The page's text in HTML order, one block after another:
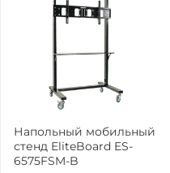
Напольный мобильный
стенд EliteBoard ES-
6575FSM-B